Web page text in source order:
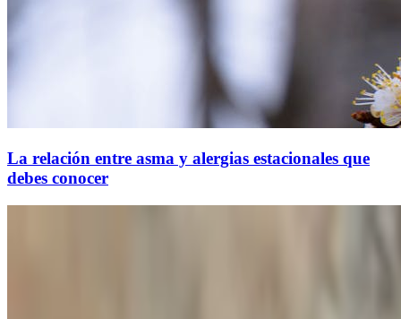
La relación entre asma y alergias estacionales que
debes conocer